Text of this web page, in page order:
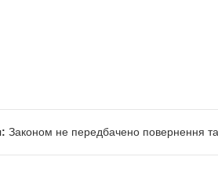
Законом не передбачено повернення та